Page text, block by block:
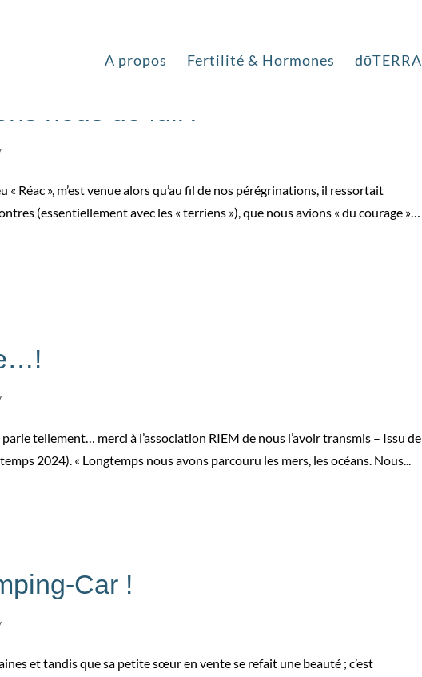
A propos Fertilité & Hormones dōTERRA
Réac », m’est venue alors qu’au fil de nos pérégrinations, il ressortait
(essentiellement avec les « terriens »), que nous avions « du courage »…
tellement… merci à l’association RIEM de nous l’avoir transmis – Issu de
2024). « Longtemps nous avons parcouru les mers, les océans. Nous...
Car !
et tandis que sa petite sœur en vente se refait une beauté ; c’est